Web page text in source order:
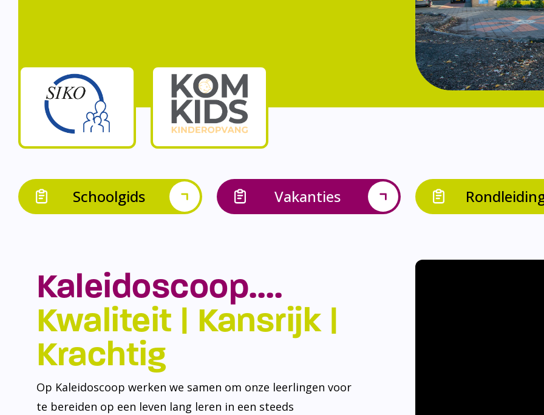
Schoolgids Vakanties
Kaleidoscoop….
Kwaliteit | Kansrijk |
Krachtig
Op Kaleidoscoop werken we samen om onze leerlingen voor
te bereiden op een leven lang leren in een steeds